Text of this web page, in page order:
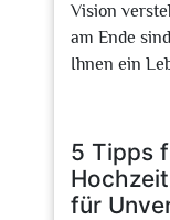
Vision
am Ende
Ihnen ein
5 Tipps
für